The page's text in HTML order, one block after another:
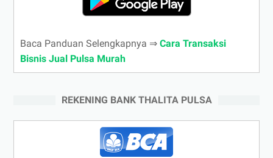
Baca Panduan Selengkapnya ⇒ Cara Transaksi
Bisnis Jual Pulsa Murah
REKENING BANK THALITA PULSA